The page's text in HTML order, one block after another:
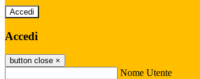
Accedi
Accedi
button close ×
Nome Utente